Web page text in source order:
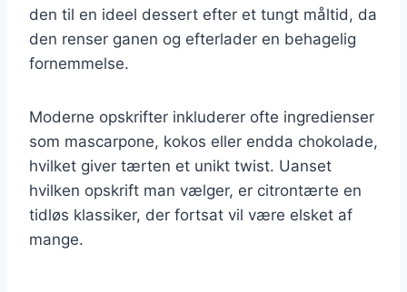
den til en ideel dessert efter et tungt måltid, da
den renser ganen og efterlader en behagelig
fornemmelse.
Moderne opskrifter inkluderer ofte ingredienser
som mascarpone, kokos eller endda chokolade,
hvilket giver tærten et unikt twist. Uanset
hvilken opskrift man vælger, er citrontærte en
tidløs klassiker, der fortsat vil være elsket af
mange.